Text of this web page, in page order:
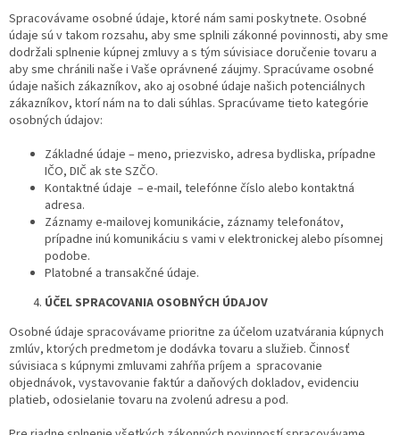
Spracovávame osobné údaje, ktoré nám sami poskytnete. Osobné
údaje sú v takom rozsahu, aby sme splnili zákonné povinnosti, aby sme
dodržali splnenie kúpnej zmluvy a s tým súvisiace doručenie tovaru a
aby sme chránili naše i Vaše oprávnené záujmy. Spracúvame osobné
údaje našich zákazníkov, ako aj osobné údaje našich potenciálnych
zákazníkov, ktorí nám na to dali súhlas. Spracúvame tieto kategórie
osobných údajov:
Základné údaje – meno, priezvisko, adresa bydliska, prípadne
IČO, DIČ ak ste SZČO.
Kontaktné údaje – e-mail, telefónne číslo alebo kontaktná
adresa.
Záznamy e-mailovej komunikácie, záznamy telefonátov,
prípadne inú komunikáciu s vami v elektronickej alebo písomnej
podobe.
Platobné a transakčné údaje.
ÚČEL SPRACOVANIA OSOBNÝCH ÚDAJOV
Osobné údaje spracovávame prioritne za účelom uzatvárania kúpnych
zmlúv, ktorých predmetom je dodávka tovaru a služieb. Činnosť
súvisiaca s kúpnymi zmluvami zahŕňa príjem a spracovanie
objednávok, vystavovanie faktúr a daňových dokladov, evidenciu
platieb, odosielanie tovaru na zvolenú adresu a pod.